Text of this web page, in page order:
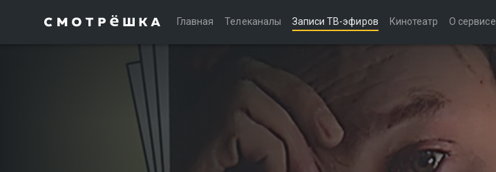
Главная Телеканалы Записи ТВ-эфиров Кинотеатр О сервисе